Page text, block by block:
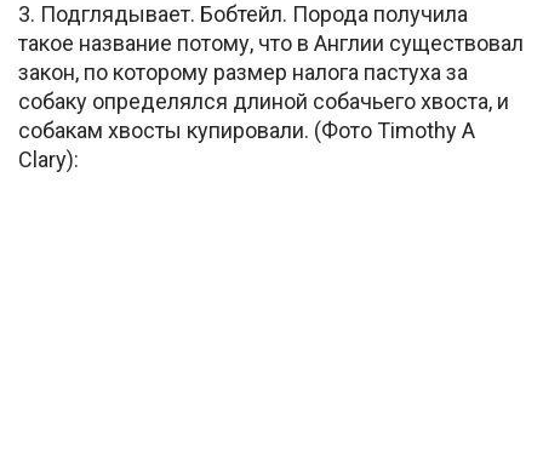
3. Подглядывает. Бобтейл. Порода получила
такое название потому, что в Англии существовал
закон, по которому размер налога пастуха за
собаку определялся длиной собачьего хвоста, и
собакам хвосты купировали. (Фото Timothy A
Clary):